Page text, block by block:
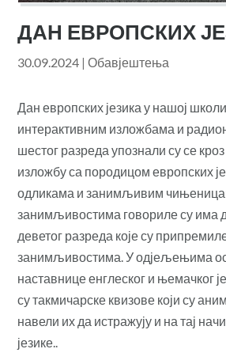
ДАН ЕВРОПСКИХ
30.09.2024 |Обавјештења
Дан европских језика у нашој
интерактивним изложбама и
шестог разреда упознали су се
изложбу са породицом европских
одликама и занимљивим
занимљивостима говориле су има
деветог разреда које су
занимљивостима. У одјељењима
наставнице енглеског и њемачког
су такмичарске квизове који су
навели их да истражују и на тај
језике..